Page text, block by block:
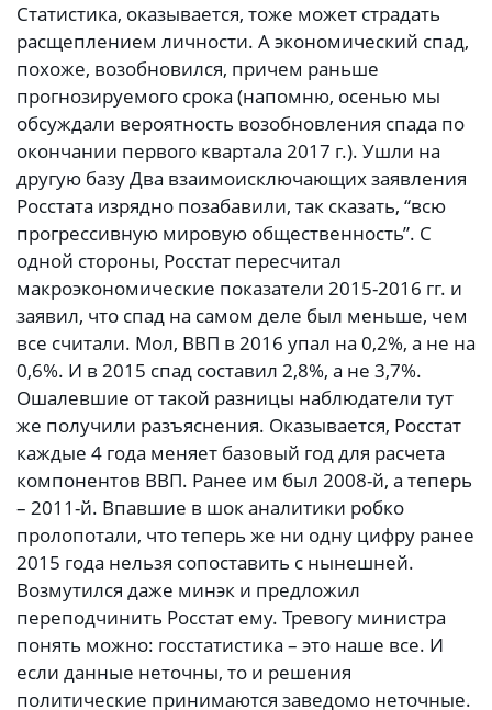
Статистика, оказывается, тоже может страдать
расщеплением личности. А экономический спад,
похоже, возобновился, причем раньше
прогнозируемого срока (напомню, осенью мы
обсуждали вероятность возобновления спада по
окончании первого квартала 2017 г.). Ушли на
другую базу Два взаимоисключающих заявления
Росстата изрядно позабавили, так сказать, “всю
прогрессивную мировую общественность”. С
одной стороны, Росстат пересчитал
макроэкономические показатели 2015-2016 гг. и
заявил, что спад на самом деле был меньше, чем
все считали. Мол, ВВП в 2016 упал на 0,2%, а не на
0,6%. И в 2015 спад составил 2,8%, а не 3,7%.
Ошалевшие от такой разницы наблюдатели тут
же получили разъяснения. Оказывается, Росстат
каждые 4 года меняет базовый год для расчета
компонентов ВВП. Ранее им был 2008-й, а теперь
– 2011-й. Впавшие в шок аналитики робко
пролопотали, что теперь же ни одну цифру ранее
2015 года нельзя сопоставить с нынешней.
Возмутился даже минэк и предложил
переподчинить Росстат ему. Тревогу министра
понять можно: госстатистика – это наше все. И
если данные неточны, то и решения
политические принимаются заведомо неточные.